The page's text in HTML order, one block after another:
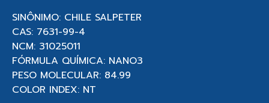
SINÔNIMO: CHILE SALPETER
CAS: 7631-99-4
NCM: 31025011
FÓRMULA QUÍMICA: NANO3
PESO MOLECULAR: 84.99
COLOR INDEX: NT